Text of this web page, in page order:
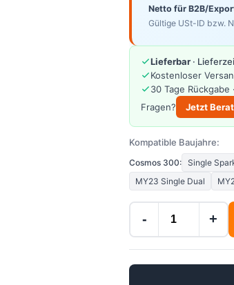
Netto für B2B/
Gültige USt-ID bzw.
Lieferbar ·
Kostenloser
30 Tage Rückgabe
Fragen?
Jetzt
Kompatible Baujahre:
Cosmos 300: Single
MY23 Single Dual
- +